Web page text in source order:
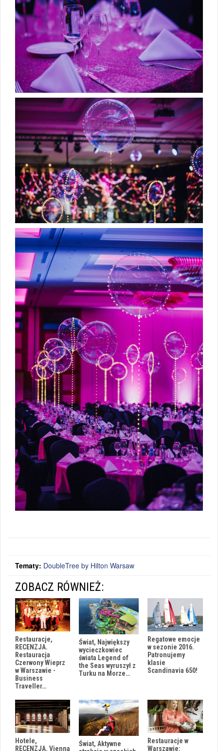
Tematy: DoubleTree by Hilton Warsaw
ZOBACZ RÓWNIEŻ:
Restauracje,
RECENZJA.
Restauracja
Czerwony Wieprz
w Warszawie -
Business
Traveller…
Świat, Największy
wycieczkowiec
świata Legend of
the Seas wyruszył z
Turku na Morze…
Regatowe emocje
w sezonie 2016.
Patronujemy
klasie
Scandinavia 650!
Hotele,
RECENZJA. Vienna
Świat, Aktywne
Restauracje w
Warszawie: